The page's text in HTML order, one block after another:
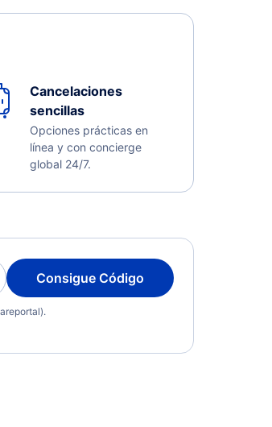
Cancelaciones
sencillas
Opciones prácticas en
línea y con concierge
global 24/7.
Consigue Código